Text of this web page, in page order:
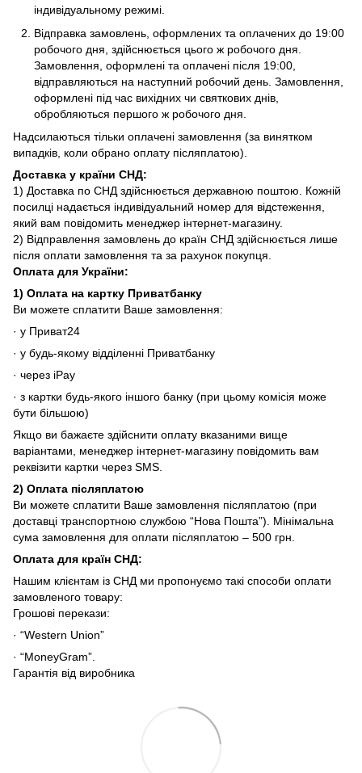
індивідуальному режимі.
Відправка замовлень, оформлених та оплачених до 19:00
робочого дня, здійснюється цього ж робочого дня.
Замовлення, оформлені та оплачені після 19:00,
відправляються на наступний робочий день. Замовлення,
оформлені під час вихідних чи святкових днів,
обробляються першого ж робочого дня.
Надсилаються тільки оплачені замовлення (за винятком
випадків, коли обрано оплату післяплатою).
Доставка у країни СНД:
1) Доставка по СНД здійснюється державною поштою. Кожній
посилці надається індивідуальний номер для відстеження,
який вам повідомить менеджер інтернет-магазину.
2) Відправлення замовлень до країн СНД здійснюється лише
після оплати замовлення та за рахунок покупця.
Оплата для України:
1) Оплата на картку Приватбанку
Ви можете сплатити Ваше замовлення:
· у Приват24
· у будь-якому відділенні Приватбанку
· через iPay
· з картки будь-якого іншого банку (при цьому комісія може
бути більшою)
Якщо ви бажаєте здійснити оплату вказаними вище
варіантами, менеджер інтернет-магазину повідомить вам
реквізити картки через SMS.
2) Оплата післяплатою
Ви можете сплатити Ваше замовлення післяплатою (при
доставці транспортною службою “Нова Пошта”). Мінімальна
сума замовлення для оплати післяплатою – 500 грн.
Оплата для країн СНД:
Нашим клієнтам із СНД ми пропонуємо такі способи оплати
замовленого товару:
Грошові перекази:
· “Western Union”
· “MoneyGram”.
Гарантія від виробника